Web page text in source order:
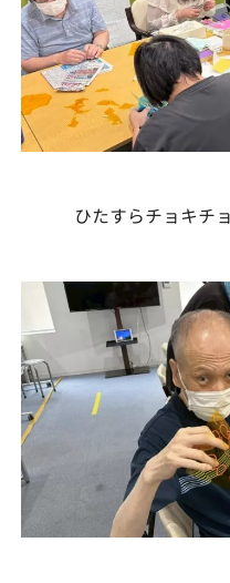
ひたすらチョキチ